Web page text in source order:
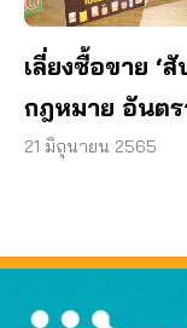
เลี่ยงซื้อขาย ‘
กฎหมาย อันต
21 มิถุนายน 2565